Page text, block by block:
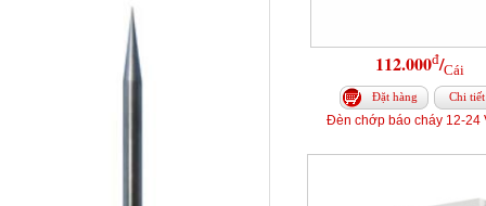
112.000đ/Cái
Đặt hàng Chi tiết
Đèn chớp báo cháy 12-24